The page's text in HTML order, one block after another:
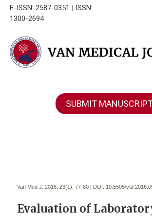
E-ISSN: 2587-0351 | ISSN:
1300-2694
SUBMIT
Van Med J. 2016; 23(1): 77-80 | DOI: 10.5505/
Evaluation of